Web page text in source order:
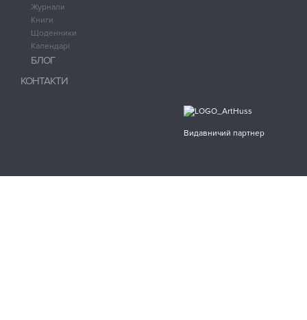
Журнали
Книги
Щоденники
Календарі
БЛОГ
КОНТАКТИ
Видавничий партнер